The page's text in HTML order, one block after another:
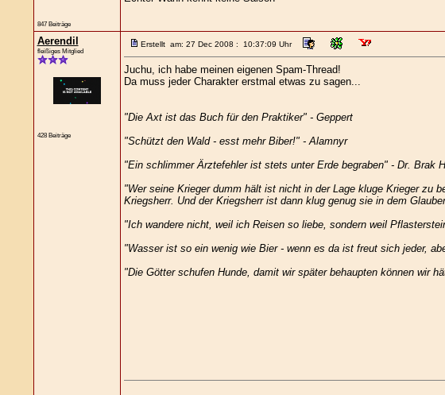
847 Beiträge
Aerendil
fleißiges Mitglied
428 Beiträge
Erstellt am: 27 Dec 2008 : 10:37:09 Uhr
Juchu, ich habe meinen eigenen Spam-Thread!
Da muss jeder Charakter erstmal etwas zu sagen...
"Die Axt ist das Buch für den Praktiker" - Geppert
"Schützt den Wald - esst mehr Biber!" - Alamnyr
"Ein schlimmer Ärztefehler ist stets unter Erde begraben" - Dr. Brak
"Wer seine Krieger dumm hält ist nicht in der Lage kluge Krieger zu
Kriegsherr. Und der Kriegsherr ist dann klug genug sie in dem
"Ich wandere nicht, weil ich Reisen so liebe, sondern weil
"Wasser ist so ein wenig wie Bier - wenn es da ist freut sich jeder,
"Die Götter schufen Hunde, damit wir später behaupten können wir